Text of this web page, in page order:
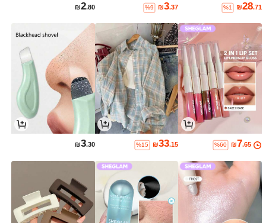
₪28.71
%1
₪3.37
%9
₪2.80
₪7.65
%60
₪33.15
%15
₪3.30